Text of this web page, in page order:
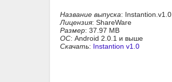
Название выпуска: Instantion.v1.0
Лицензия: ShareWare
Размер: 37.97 MB
ОС: Android 2.0.1 и выше
Скачать: Instantion v1.0